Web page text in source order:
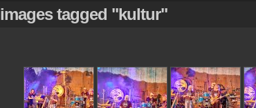
images tagged "kultur"